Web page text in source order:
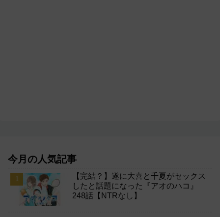
今月の人気記事
【完結？】遂に大喜と千夏がセックス
したと話題になった『アオのハコ』
248話【NTRなし】